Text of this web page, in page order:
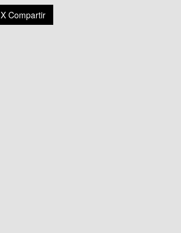
X Compartir